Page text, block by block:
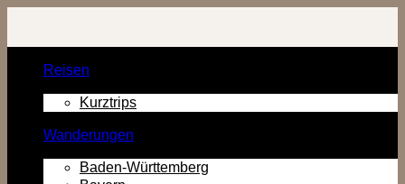
Inhalt
Reisen
Kurztrips
Wanderungen
Baden-Württemberg